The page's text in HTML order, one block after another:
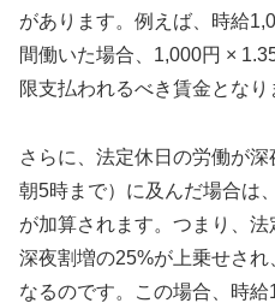
があります。例えば、時給
間働いた場合、1,000円 ×
限支払われるべき賃金となり
さらに、法定休日の労働が
朝5時まで）に及んだ場合は
が加算されます。つまり、
深夜割増の25%が上乗せされ
なるのです。この場合、時